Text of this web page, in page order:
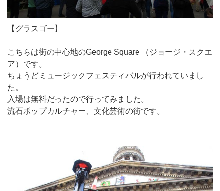
【グラスゴー】
こちらは街の中心地のGeorge Square （ジョージ・スクエ
ア）です。
ちょうどミュージックフェスティバルが行われていまし
た。
入場は無料だったので行ってみました。
流石ポップカルチャー、文化芸術の街です。